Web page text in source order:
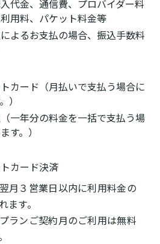
代金、通信費、プロバイダー料
用料、パケット料金等
よるお支払の場合、振込手数料
カード（月払いで支払う場合に
）
一年分の料金を一括で支払う場
す。）
カード決済
月３営業日以内に利用料金の
ます。
ランご契約月のご利用は無料